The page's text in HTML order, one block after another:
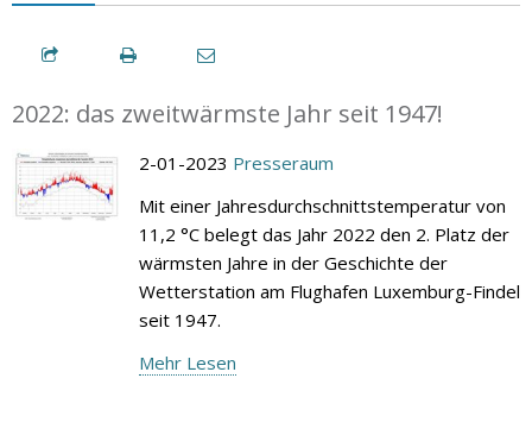
2022: das zweitwärmste Jahr seit 1947!
2-01-2023 Presseraum
Mit einer Jahresdurchschnittstemperatur von
11,2 °C belegt das Jahr 2022 den 2. Platz der
wärmsten Jahre in der Geschichte der
Wetterstation am Flughafen Luxemburg-Findel
seit 1947.
Mehr Lesen